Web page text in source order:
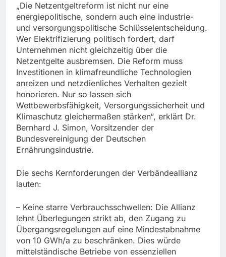
„Die Netzentgeltreform ist nicht nur eine
energiepolitische, sondern auch eine industrie-
und versorgungspolitische Schlüsselentscheidung.
Wer Elektrifizierung politisch fordert, darf
Unternehmen nicht gleichzeitig über die
Netzentgelte ausbremsen. Die Reform muss
Investitionen in klimafreundliche Technologien
anreizen und netzdienliches Verhalten gezielt
honorieren. Nur so lassen sich
Wettbewerbsfähigkeit, Versorgungssicherheit und
Klimaschutz gleichermaßen stärken“, erklärt Dr.
Bernhard J. Simon, Vorsitzender der
Bundesvereinigung der Deutschen
Ernährungsindustrie.
Die sechs Kernforderungen der Verbändeallianz
lauten:
– Keine starre Verbrauchsschwellen: Die Allianz
lehnt Überlegungen strikt ab, den Zugang zu
Übergangsregelungen auf eine Mindestabnahme
von 10 GWh/a zu beschränken. Dies würde
mittelständische Betriebe von essenziellen